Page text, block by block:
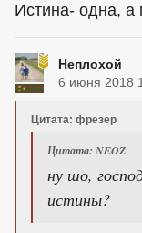
Истина- одна, а
Неплохой
6 июня 2018
Цитата: фрезер
Цитата: NEOZ
ну шо,
истины?